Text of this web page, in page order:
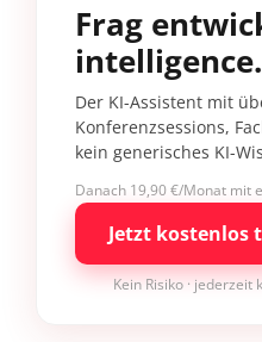
Frag
intelligence.
Der KI-Assistent mit
Konferenzsessions,
kein generisches KI-
Danach 19,90 €/Monat mit
Jetzt kostenlos
Kein Risiko · jederzeit